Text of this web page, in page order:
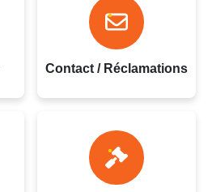
Contact / Réclamations